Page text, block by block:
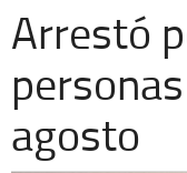
Cronos
Economía
Espectáculos
Deportes
Arrestó
agosto